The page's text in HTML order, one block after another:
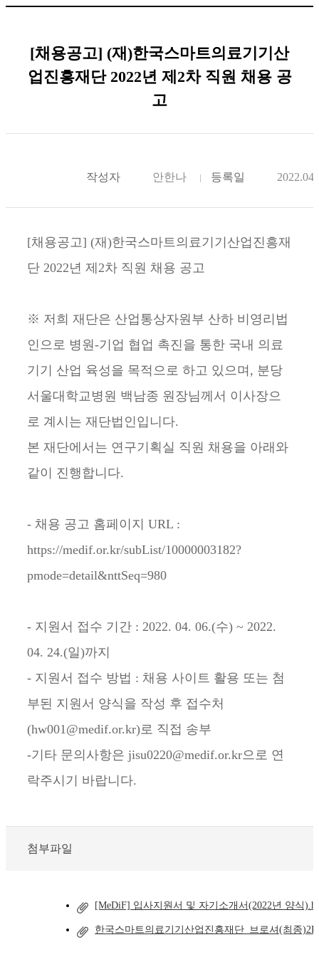
[채용공고] (재)한국스마트의료기기산
업진흥재단 2022년 제2차 직원 채용 공
고
작성자 안한나 등록일
[채용공고] (재)한국스마트의료기기산업진흥재
단 2022년 제2차 직원 채용 공고
※ 저희 재단은 산업통상자원부 산하 비영리법
인으로 병원-기업 협업 촉진을 통한 국내 의료
기기 산업 육성을 목적으로 하고 있으며, 분당
서울대학교병원 백남종 원장님께서 이사장으
로 계시는 재단법인입니다.
본 재단에서는 연구기획실 직원 채용을 아래와
같이 진행합니다.
- 채용 공고 홈페이지 URL :
https://medif.or.kr/subList/10000003182?
pmode=detail&nttSeq=980
- 지원서 접수 기간 : 2022. 04. 06.(수) ~ 2022.
04. 24.(일)까지
- 지원서 접수 방법 : 채용 사이트 활용 또는 첨
부된 지원서 양식을 작성 후 접수처
(hw001@medif.or.kr)로 직접 송부
-기타 문의사항은 jisu0220@medif.or.kr으로 연
락주시기 바랍니다.
첨부파일
[MeDiF] 입사지원서 및 자기소개서(2022년 양식
한국스마트의료기기산업진흥재단_브로셔(최종